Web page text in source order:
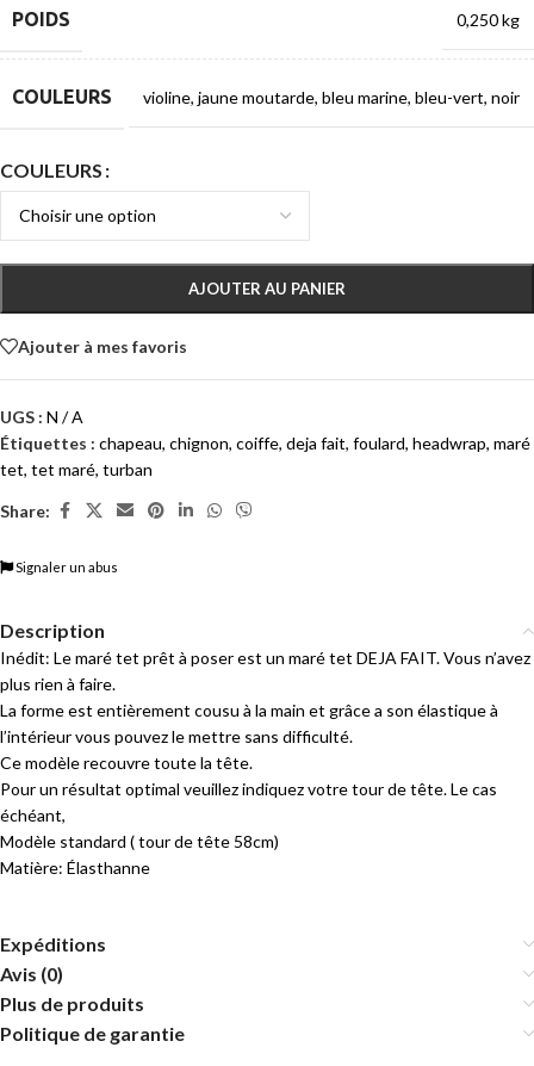
POIDS 0,250 kg
COULEURS violine, jaune moutarde, bleu marine, bleu-vert, noir
COULEURS
AJOUTER AU PANIER
Ajouter à mes favoris
UGS : N / A
Étiquettes : chapeau, chignon, coiffe, deja fait, foulard, headwrap, maré
tet, tet maré, turban
Share:
Signaler un abus
Description
Inédit: Le maré tet prêt à poser est un maré tet DEJA FAIT. Vous n’avez
plus rien à faire.
La forme est entièrement cousu à la main et grâce a son élastique à
l’intérieur vous pouvez le mettre sans difficulté.
Ce modèle recouvre toute la tête.
Pour un résultat optimal veuillez indiquez votre tour de tête. Le cas
échéant,
Modèle standard ( tour de tête 58cm)
Matière: Élasthanne
Expéditions
Avis (0)
Plus de produits
Politique de garantie